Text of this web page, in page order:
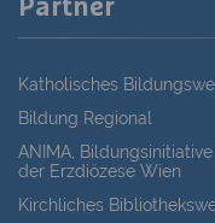
Partner
Katholisches
Bildung Regional
ANIMA,
der Erzdiözese Wien
Kirchliches